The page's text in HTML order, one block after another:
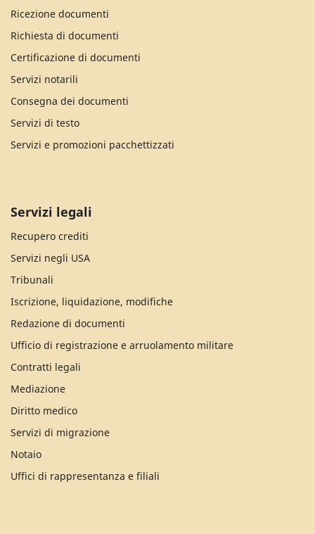
Ricezione documenti
Richiesta di documenti
Certificazione di documenti
Servizi notarili
Consegna dei documenti
Servizi di testo
Servizi e promozioni pacchettizzati
Servizi legali
Recupero crediti
Servizi negli USA
Tribunali
Iscrizione, liquidazione, modifiche
Redazione di documenti
Ufficio di registrazione e arruolamento militare
Contratti legali
Mediazione
Diritto medico
Servizi di migrazione
Notaio
Uffici di rappresentanza e filiali